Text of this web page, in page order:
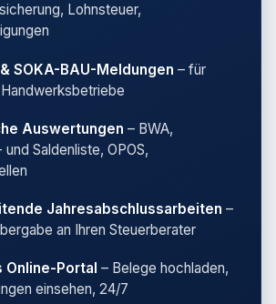
Lohnsteuer,
SOKA-BAU-Meldungen – für
Auswertungen – BWA,
und Saldenliste, OPOS,
Jahresabschlussarbeiten –
an Ihren Steuerberater
Online-Portal – Belege hochladen,
einsehen, 24/7